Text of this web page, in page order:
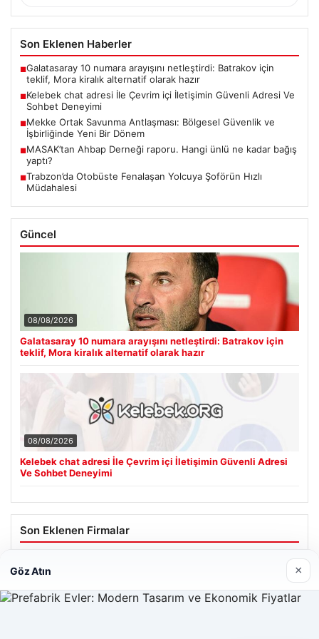
Son Eklenen Haberler
■Galatasaray 10 numara arayışını netleştirdi: Batrakov için
teklif, Mora kiralık alternatif olarak hazır
■Kelebek chat adresi İle Çevrim içi İletişimin Güvenli Adresi Ve
Sohbet Deneyimi
■Mekke Ortak Savunma Antlaşması: Bölgesel Güvenlik ve
İşbirliğinde Yeni Bir Dönem
■MASAK’tan Ahbap Derneği raporu. Hangi ünlü ne kadar bağış
yaptı?
■Trabzon’da Otobüste Fenalaşan Yolcuya Şoförün Hızlı
Müdahalesi
Güncel
08/08/2026
Galatasaray 10 numara arayışını netleştirdi: Batrakov için
teklif, Mora kiralık alternatif olarak hazır
08/08/2026
Kelebek chat adresi İle Çevrim içi İletişimin Güvenli Adresi
Ve Sohbet Deneyimi
Son Eklenen Firmalar
Hastaş Beton
Göz Atın ×